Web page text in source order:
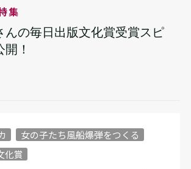
集
んの毎日出版文化賞受賞スピ
！
女の子たち風船爆弾をつくる
化賞